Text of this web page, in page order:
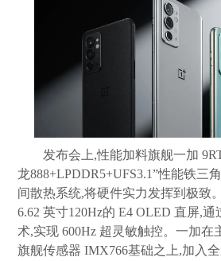
发布会上,性能加料旗舰一加
龙888+LPDDR5+UFS3.1”性能铁三
间散热系统,将硬件实力发挥到极致
6.62 英寸120Hz的 E4 OLED 直屏,
术,实现 600Hz 超灵敏触控。一加在
旗舰传感器 IMX766基础之上,加入